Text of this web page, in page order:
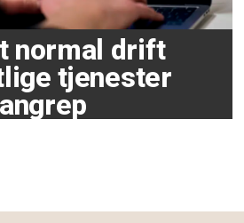
normal drift
tjenester